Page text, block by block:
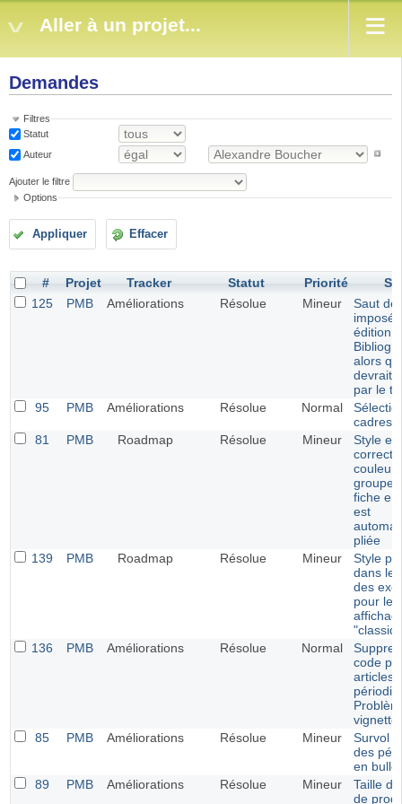
Aller à un projet...
Demandes
Filtres
Statut
Auteur
Ajouter le filtre
Options
Appliquer Effacer
# Projet Tracker Statut Priorité
125
PMB Améliorations Résolue Mineur
Saut de
imposé
édition
alors
devrait
par le
95
PMB Améliorations Résolue Normal
cadres
81
PMB Roadmap Résolue Mineur
Style
couleur
groupe
fiche
est
pliée
139
PMB Roadmap Résolue Mineur
Style
dans le
des
pour les
136
PMB Améliorations Résolue Normal
code
articles
vignette
85
PMB Améliorations Résolue Mineur
Survol
des
en
89
PMB Améliorations Résolue Mineur
Taille
de